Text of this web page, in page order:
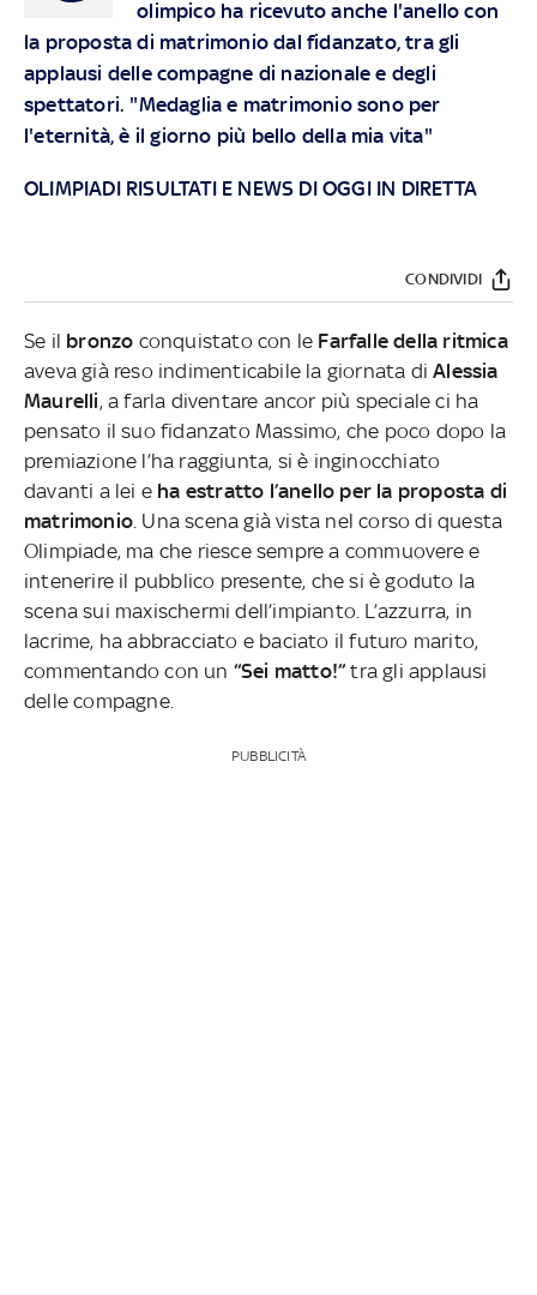
olimpico ha ricevuto anche l'anello con
la proposta di matrimonio dal fidanzato, tra gli
applausi delle compagne di nazionale e degli
spettatori. "Medaglia e matrimonio sono per
l'eternità, è il giorno più bello della mia vita"
OLIMPIADI RISULTATI E NEWS DI OGGI IN DIRETTA
CONDIVIDI
Se il bronzo conquistato con le Farfalle della ritmica
aveva già reso indimenticabile la giornata diAlessia
Maurelli, a farla diventare ancor più speciale ci ha
pensato il suo fidanzato Massimo, che poco dopo la
premiazione l’ha raggiunta, si è inginocchiato
davanti a lei e ha estratto l’anello per la proposta di
matrimonio . Una scena già vista nel corso di questa
Olimpiade, ma che riesce sempre a commuovere e
intenerire il pubblico presente, che si è goduto la
scena sui maxischermi dell’impianto. L’azzurra, in
lacrime, ha abbracciato e baciato il futuro marito,
commentando con un “Sei matto!” tra gli applausi
delle compagne.
PUBBLICITÀ